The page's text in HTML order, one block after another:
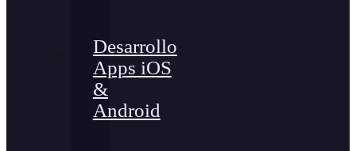
Desarrollo
Apps iOS
&
Android